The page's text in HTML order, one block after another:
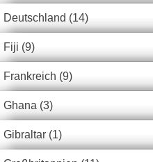
Deutschland (14)
Fiji (9)
Frankreich (9)
Ghana (3)
Gibraltar (1)